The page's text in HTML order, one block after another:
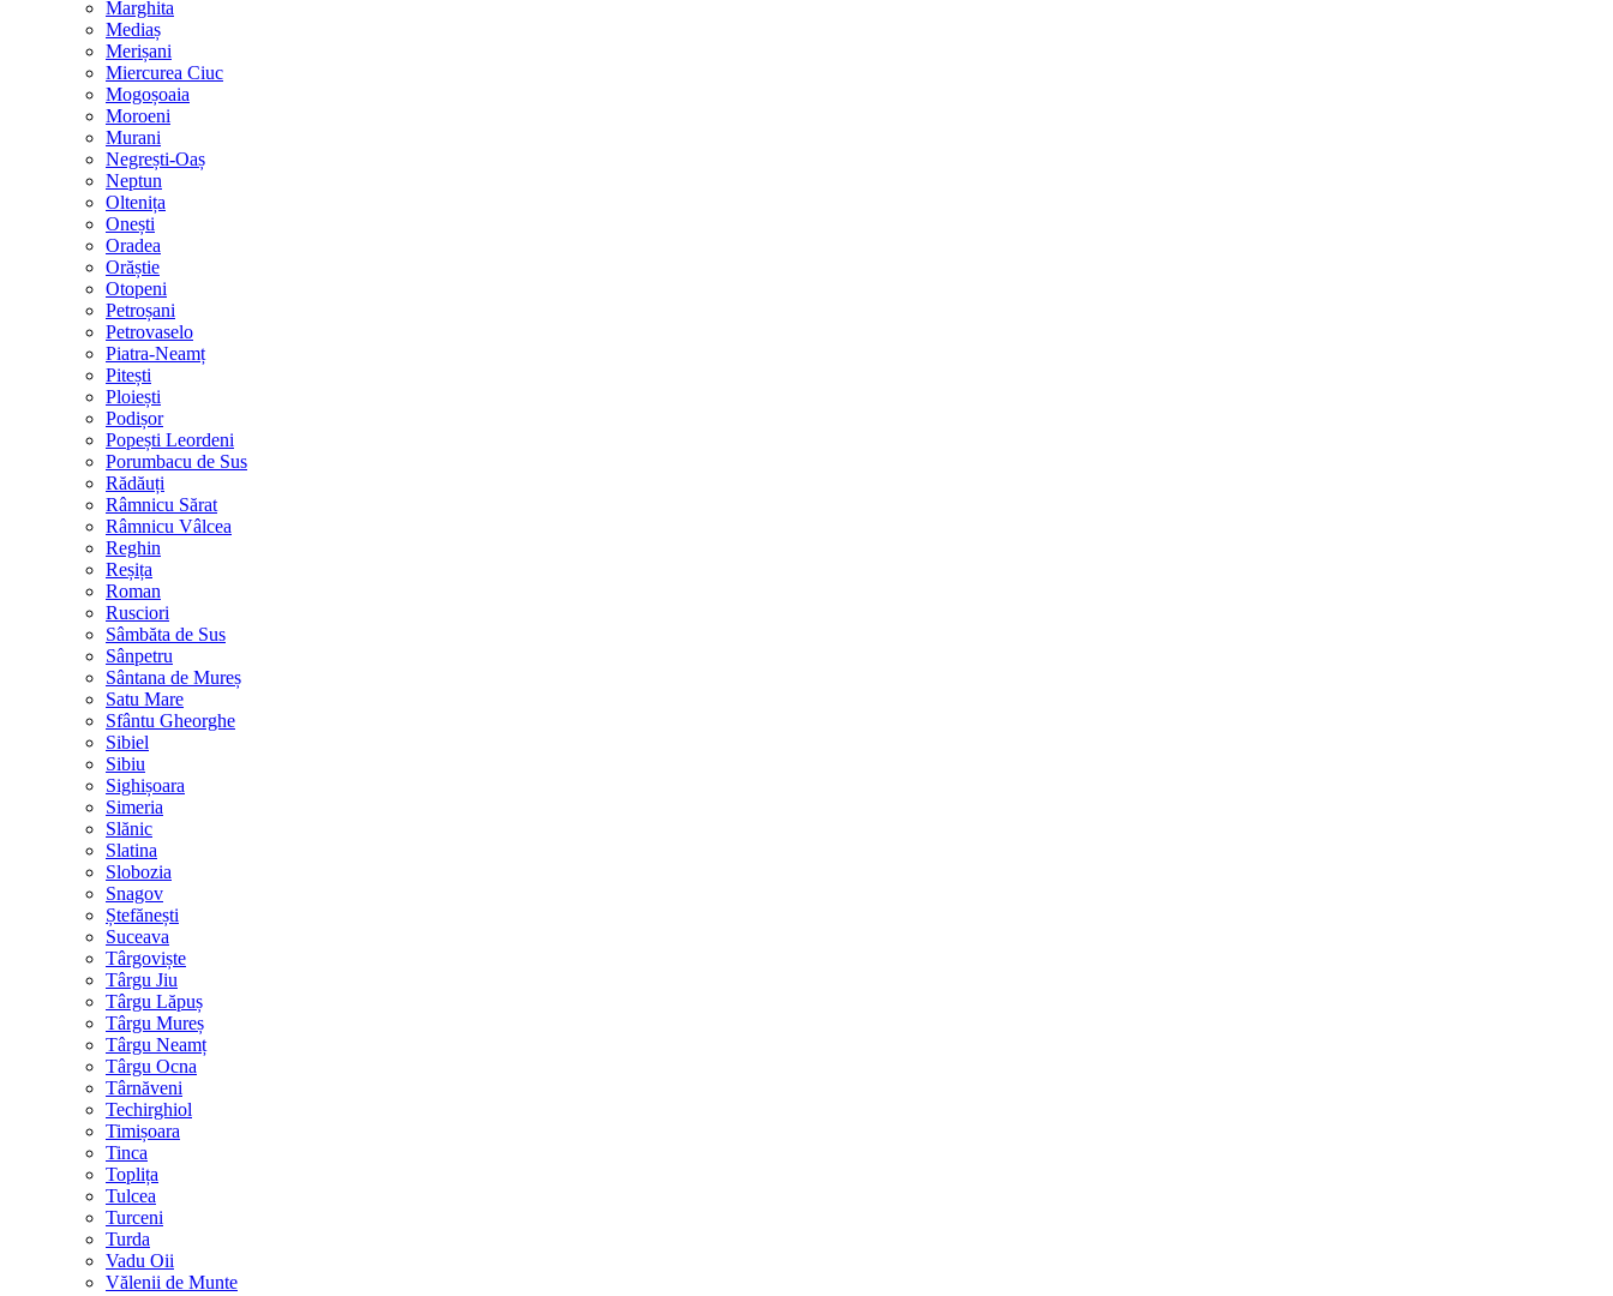
Marghita
Mediaș
Merișani
Miercurea Ciuc
Mogoșoaia
Moroeni
Murani
Negrești-Oaș
Neptun
Oltenița
Onești
Oradea
Orăștie
Otopeni
Petroșani
Petrovaselo
Piatra-Neamț
Pitești
Ploiești
Podișor
Popești Leordeni
Porumbacu de Sus
Rădăuți
Râmnicu Sărat
Râmnicu Vâlcea
Reghin
Reșița
Roman
Rusciori
Sâmbăta de Sus
Sânpetru
Sântana de Mureș
Satu Mare
Sfântu Gheorghe
Sibiel
Sibiu
Sighișoara
Simeria
Slănic
Slatina
Slobozia
Snagov
Ștefănești
Suceava
Târgoviște
Târgu Jiu
Târgu Lăpuș
Târgu Mureș
Târgu Neamț
Târgu Ocna
Târnăveni
Techirghiol
Timișoara
Tinca
Toplița
Tulcea
Turceni
Turda
Vadu Oii
Vălenii de Munte